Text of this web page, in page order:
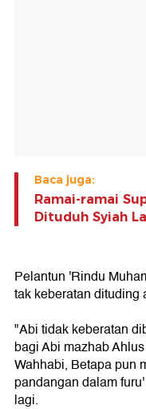
Baca juga:
Ramai-ramai
Dituduh Syiah
Pelantun 'Rindu
tak keberatan dituding
"Abi tidak keberatan
bagi Abi mazhab
Wahhabi, Betapa pun
pandangan dalam
lagi.